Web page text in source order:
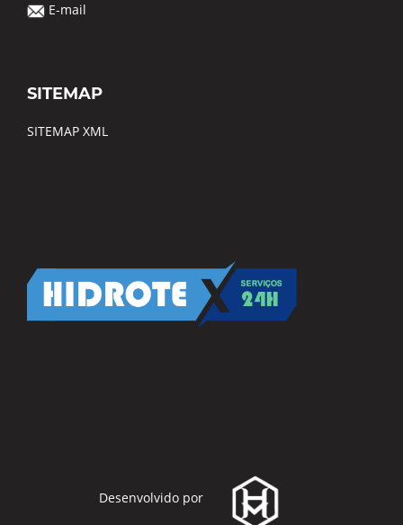
E-mail
SITEMAP
SITEMAP XML
Desenvolvido por